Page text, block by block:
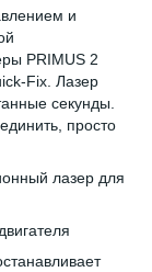
и
PRIMUS 2
Fix. Лазер
секунды.
просто
лазер для